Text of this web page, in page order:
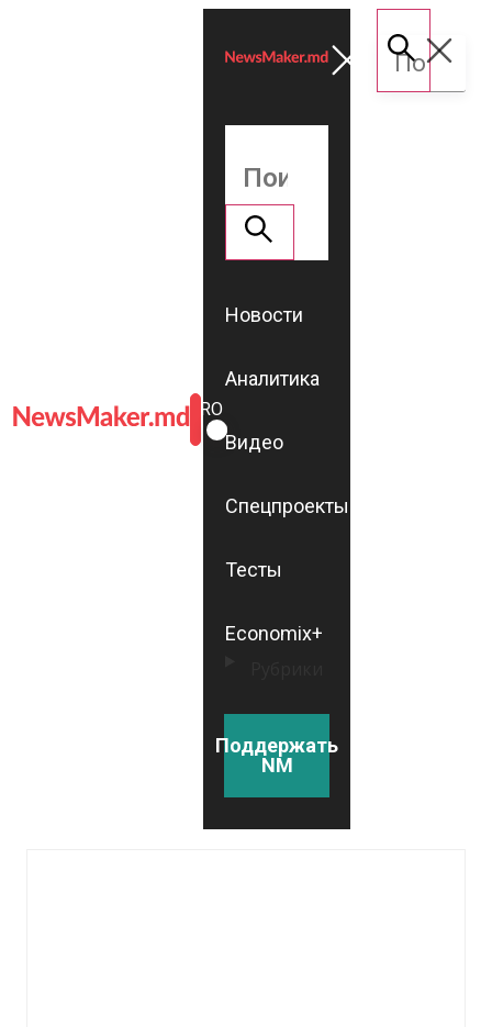
ROMÂNĂ
RU
Новости
Аналитика
Видео
Спецпроекты
Тесты
Economix+
Поддержать
NM